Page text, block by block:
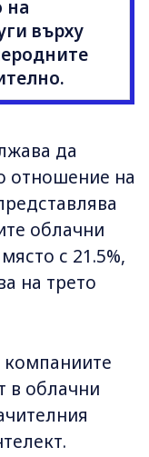
на
върху
да
отношение на
облачни
с 21.5%,
на трето
компаниите
в облачни